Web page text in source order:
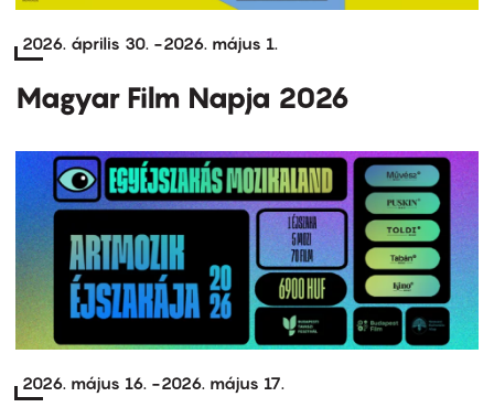
2026. április 30. -2026. május 1.
Magyar Film Napja 2026
2026. május 16. -2026. május 17.